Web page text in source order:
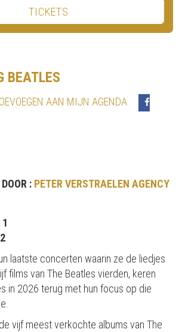
TICKETS
BEATLES
AAN MIJN AGENDA
: PETER VERSTRAELEN AGENCY
laatste concerten waarin ze de liedjes
films van The Beatles vierden, keren
in 2026 terug met hun focus op die
vijf meest verkochte albums van The